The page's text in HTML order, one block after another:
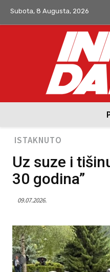
Subota, 8 Augusta, 2026
ISTAKNUTO
Uz suze i
30 godina”
09.07.2026.